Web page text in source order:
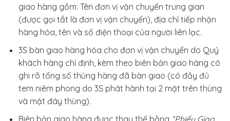
giao hàng gồm: Tên đơn vị vận chuyển trung gian
(được gọi tắt là đơn vị vận chuyển), địa chỉ tiếp nhận
hàng hóa, tên và số điện thoại của người liên lạc.
3S bàn giao hàng hóa cho đơn vị vận chuyển do Quý
khách hàng chỉ định, kèm theo biên bản giao hàng có
ghi rõ tổng số thùng hàng đã bàn giao (có đầy đủ
tem niêm phong do 3S phát hành tại 2 mặt trên thùng
và mặt đáy thùng).
Biên bản giao hàng được thay thế bằng “Phiếu Giao